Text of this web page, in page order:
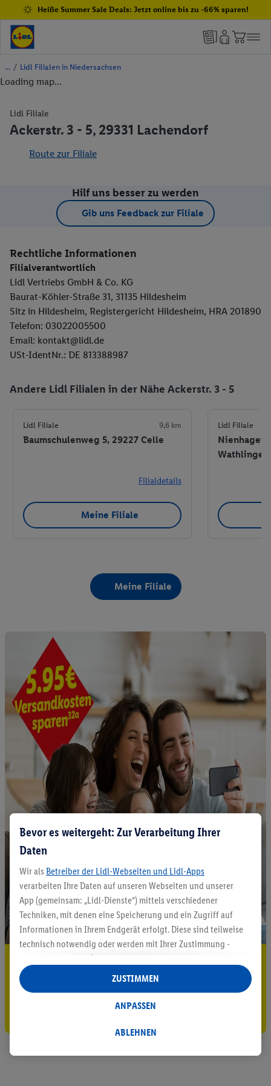
Heiße Summer Sale Deals: Jetzt online bis zu -66% sparen!
/ Lidl Filialen in Niedersachsen
Loading map...
Lidl Filiale
Ackerstr. 3 - 5, 29331 Lachendorf
Route zur Filiale
Hilf uns besser zu werden
Gib uns Feedback zur Filiale
Rechtliche Informationen
Filialverantwortlich
Lidl Vertriebs GmbH & Co. KG
Baurat-Köhler-Straße 31, 31135 Hildesheim
Sitz in Hildesheim, Registergericht Hildesheim, HRA 201890
Telefon: 03022005500
Email: kontakt@lidl.de
USt-IdentNr.: DE 813388987
Andere Lidl Filialen in der Nähe Ackerstr. 3 - 5
Lidl Filiale 9,6 km
Baumschulenweg 5, 29227 Celle
Filialdetails
Meine Filiale
Lidl Filiale
Wathlingen
Meine Filiale
5.95 € Versand sparen³²ᵃ
Jetzt zum Newsletter anmelden
Gutschein sichern!
Bevor es weitergeht: Zur Verarbeitung Ihrer
Daten
Wir als Betreiber der Lidl-Webseiten und Lidl-Apps
verarbeiten Ihre Daten auf unseren Webseiten und unserer
App (gemeinsam: „Lidl-Dienste“) mittels verschiedener
Techniken, mit denen eine Speicherung und ein Zugriff auf
Informationen in Ihrem Endgerät erfolgt. Diese sind teilweise
technisch notwendig oder werden mit Ihrer Zustimmung -
auch durch Partner (u.a.
Verantwortliche; im Zusammenhang mit dem IAB TCF
insgesamt
Statistik-Erstellung oder für personalisierte Werbung
Datenverarbeitungen für personalisierte Werbung werden
ABLEHNEN
ANPASSEN
ZUSTIMMEN